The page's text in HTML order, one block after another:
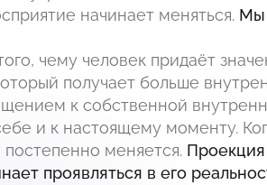
начинает меняться. Мы
чему человек придаёт
получает больше
к собственной
и к настоящему моменту.
меняется. Проекция
проявляться в его